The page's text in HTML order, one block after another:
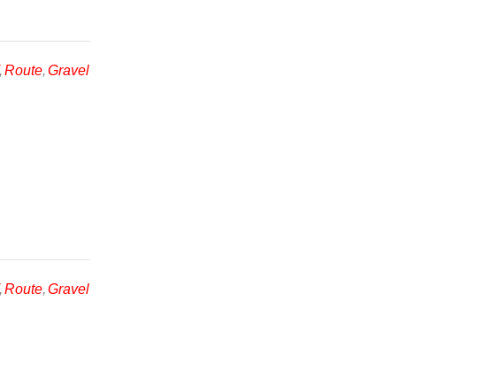
Route Gravel
Route Gravel